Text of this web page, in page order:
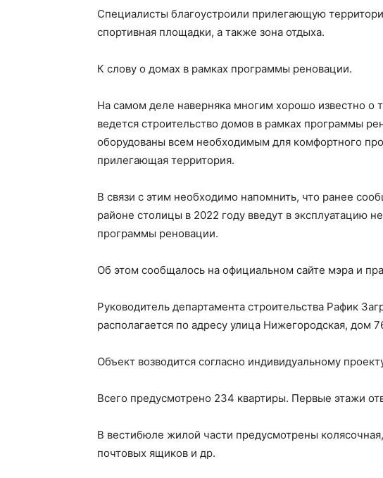
Специалисты благоустроили прилегающую
спортивная площадки, а также зона отдыха.
К слову о домах в рамках программы реновации.
На самом деле наверняка многим хорошо известно о
ведется строительство домов в рамках программы
оборудованы всем необходимым для комфортного
прилегающая территория.
В связи с этим необходимо напомнить, что ранее
районе столицы в 2022 году введут в эксплуатацию
программы реновации.
Об этом сообщалось на официальном сайте мэра и
Руководитель департамента строительства Рафик
располагается по адресу улица Нижегородская, дом
Объект возводится согласно индивидуальному
Всего предусмотрено 234 квартиры. Первые этажи
В вестибюле жилой части предусмотрены
почтовых ящиков и др.